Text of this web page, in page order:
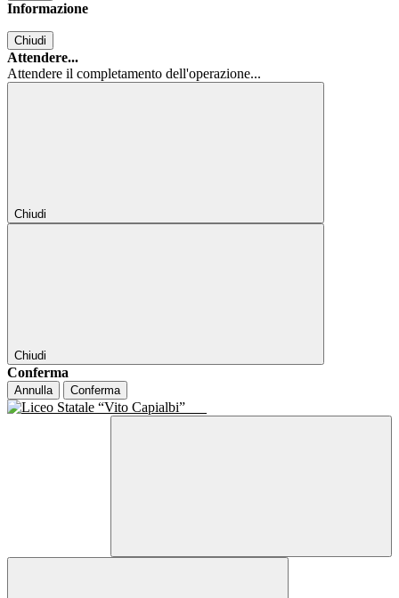
Informazione
Chiudi
Attendere...
Attendere il completamento dell'operazione...
Chiudi
Chiudi
Conferma
Annulla Conferma